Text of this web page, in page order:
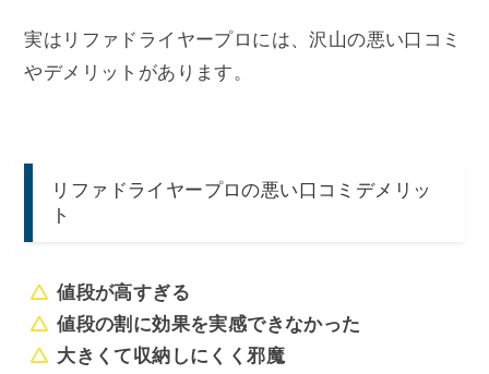
実はリファドライヤープロには、沢山の悪い口コミ
やデメリットがあります。
リファドライヤープロの悪い口コミデメリッ
ト
値段が高すぎる
値段の割に効果を実感できなかった
大きくて収納しにくく邪魔